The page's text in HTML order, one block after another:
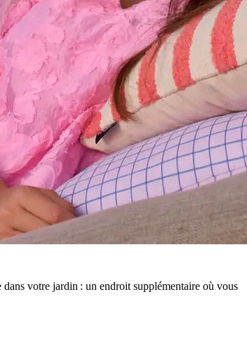
votre jardin : un endroit supplémentaire où vous